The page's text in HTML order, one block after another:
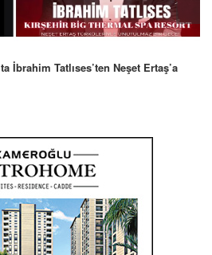
Mesaj: “Unutulmaz Bir Gece